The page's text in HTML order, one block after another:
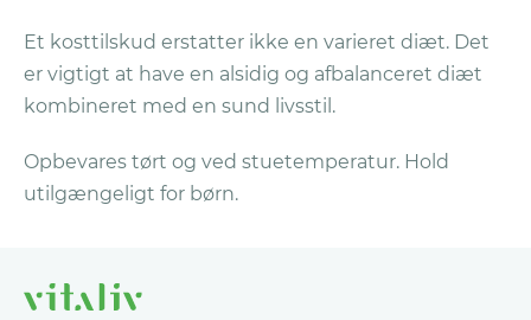
Refunderingen per e-mail.
I tilfælde af spørgsmål er du velkommen til
at kontakte vores kundeservice på
Et kosttilskud erstatter ikke en varieret diæt. Det
er vigtigt at have en alsidig og afbalanceret diæt
kombineret med en sund livsstil.
Opbevares tørt og ved stuetemperatur. Hold
utilgængeligt for børn.